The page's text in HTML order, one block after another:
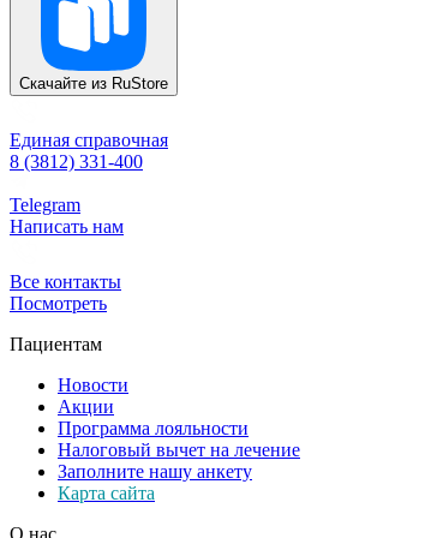
Скачайте из RuStore
Единая справочная
8 (3812) 331-400
Telegram
Написать нам
Все контакты
Посмотреть
Пациентам
Новости
Акции
Программа лояльности
Налоговый вычет на лечение
Заполните нашу анкету
Карта сайта
О нас